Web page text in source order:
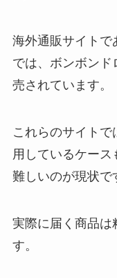
海外通販サイトで
では、ボンボンド
売されています。
これらのサイト
用しているケー
難しいのが現状で
実際に届く商品は
す。